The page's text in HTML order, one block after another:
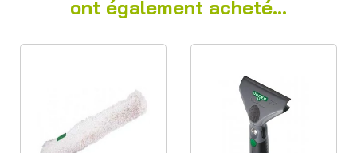
ont également acheté...